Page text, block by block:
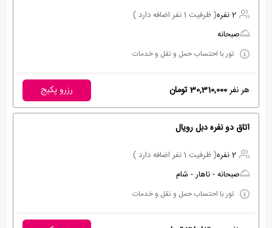
2 نفره
( ظرفیت 1 نفر اضافه دارد )
صبحانه
تور با احتساب حمل و نقل و خدمات
هر نفر30,310,000 تومان رزرو پکیج
اتاق دو نفره دبل رویال
2 نفره
( ظرفیت 1 نفر اضافه دارد )
صبحانه - ناهار - شام
تور با احتساب حمل و نقل و خدمات